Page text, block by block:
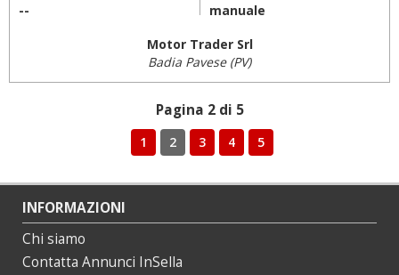
-- manuale
Motor Trader Srl
Badia Pavese (PV)
Pagina 2 di 5
1 2 3 4 5
INFORMAZIONI
Chi siamo
Contatta Annunci InSella